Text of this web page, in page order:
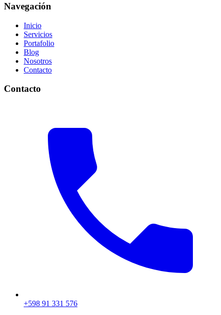
Navegación
Inicio
Servicios
Portafolio
Blog
Nosotros
Contacto
Contacto
+598 91 331 576